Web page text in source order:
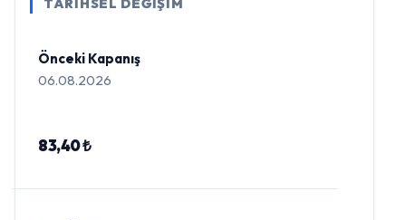
Önceki Kapanış
06.08.2026
83,40 ₺